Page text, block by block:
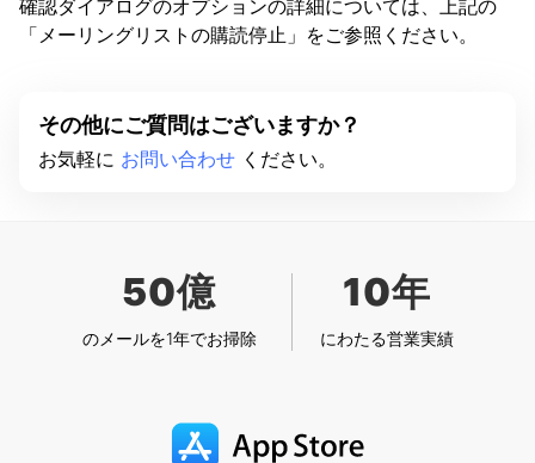
確認ダイアログのオプションの詳細については、上記の
「メーリングリストの購読停止」をご参照ください。
その他にご質問はございますか？
お気軽に お問い合わせ ください。
50億
のメールを1年でお掃除
10年
にわたる営業実績